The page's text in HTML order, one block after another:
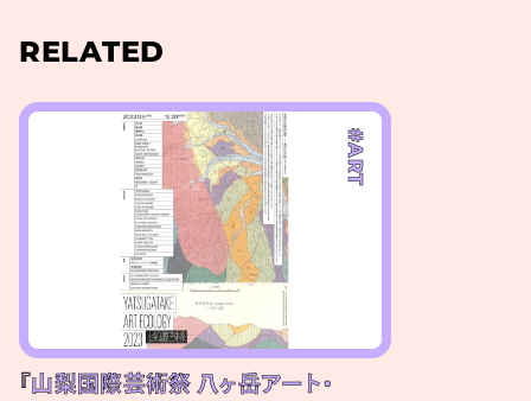
RELATED
#ART
『山梨国際芸術祭 八ヶ岳アート・